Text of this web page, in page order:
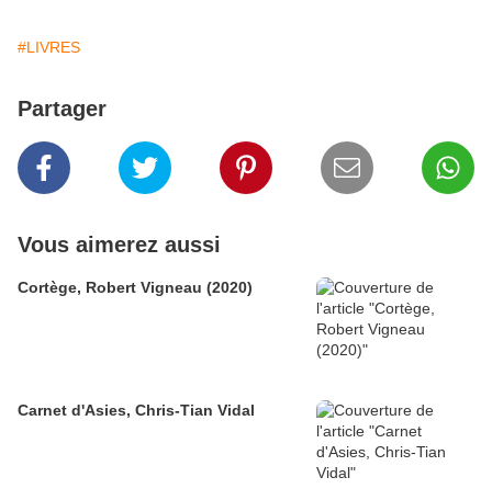
#LIVRES
Partager
Vous aimerez aussi
Cortège, Robert Vigneau (2020)
Carnet d'Asies, Chris-Tian Vidal